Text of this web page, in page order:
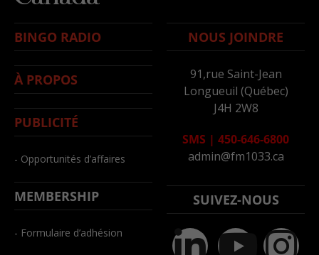
BINGO RADIO
À PROPOS
PUBLICITÉ
- Opportunités d’affaires
MEMBERSHIP
- Formulaire d’adhésion
NOUS JOINDRE
91,rue Saint-Jean
Longueuil (Québec)
J4H 2W8
SMS | 450-646-6800
admin@fm1033.ca
SUIVEZ-NOUS